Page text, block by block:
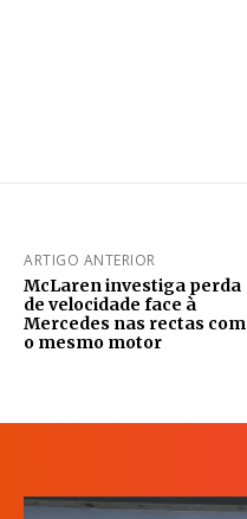
ARTIGO ANTERIOR
McLaren investiga perda
de velocidade face à
Mercedes nas rectas com
o mesmo motor